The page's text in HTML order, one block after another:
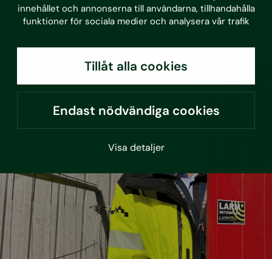
innehållet och annonserna till användarna, tillhandahålla
funktioner för sociala medier och analysera vår trafik
Tillåt alla cookies
Endast nödvändiga cookies
Visa detaljer
Artiklar att ta del av